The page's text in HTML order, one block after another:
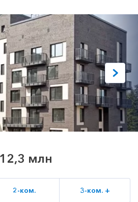
млн
2-ком. 3-ком. +